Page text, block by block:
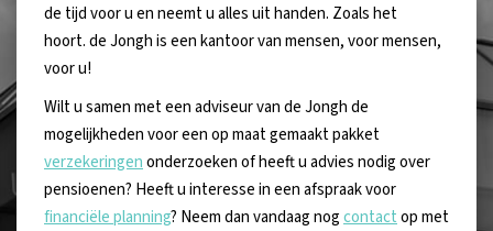
de tijd voor u en neemt u alles uit handen. Zoals het
hoort. de Jongh is een kantoor van mensen, voor mensen,
voor u!
Wilt u samen met een adviseur van de Jongh de
mogelijkheden voor een op maat gemaakt pakket
verzekeringenonderzoeken of heeft u advies nodig over
pensioenen? Heeft u interesse in een afspraak voor
financiële planning? Neem dan vandaag nogcontactop met